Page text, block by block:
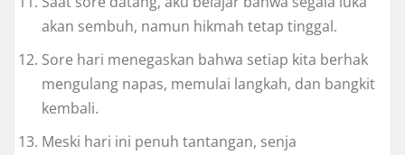
akan sembuh, namun hikmah tetap tinggal.
Sore hari menegaskan bahwa setiap kita berhak
mengulang napas, memulai langkah, dan bangkit
kembali.
Meski hari ini penuh tantangan, senja